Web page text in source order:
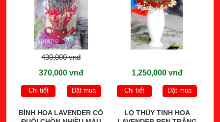
430,000 vnđ
370,000 vnđ
Chi tiết Đặt mua
1,250,000 vnđ
Chi tiết Đặt mua
BÌNH HOA LAVENDER CỎ
LỌ THỦY TINH HOA